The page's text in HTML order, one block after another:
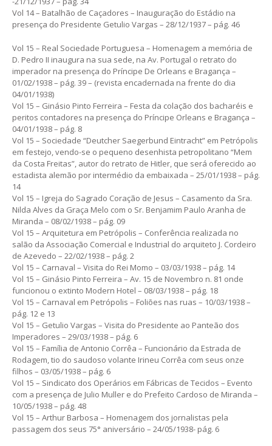
Vol 14 – Batalhão de Caçadores – Inauguração do Estádio na
presença do Presidente Getulio Vargas – 28/12/1937 – pág. 46
Vol 15 – Real Sociedade Portuguesa – Homenagem a memória de
D. Pedro II inaugura na sua sede, na Av. Portugal o retrato do
imperador na presença do Príncipe De Orleans e Bragança –
01/02/1938 – pág. 39 – (revista encadernada na frente do dia
04/01/1938)
Vol 15 – Ginásio Pinto Ferreira – Festa da colação dos bacharéis e
peritos contadores na presença do Príncipe Orleans e Bragança –
04/01/1938 – pág. 8
Vol 15 – Sociedade “Deutcher Saegerbund Eintracht” em Petrópolis
em festejo, vendo-se o pequeno desenhista petropolitano “Mem
da Costa Freitas”, autor do retrato de Hitler, que será oferecido ao
estadista alemão por intermédio da embaixada – 25/01/1938 – pág.
14
Vol 15 – Igreja do Sagrado Coração de Jesus – Casamento da Sra.
Nilda Alves da Graça Melo com o Sr. Benjamim Paulo Aranha de
Miranda – 08/02/1938 – pág. 09
Vol 15 – Arquitetura em Petrópolis – Conferência realizada no
salão da Associação Comercial e Industrial do arquiteto J. Cordeiro
de Azevedo – 22/02/1938 – pág. 2
Vol 15 – Carnaval – Visita do Rei Momo – 03/03/1938 – pág. 14
Vol 15 – Ginásio Pinto Ferreira – Av. 15 de Novembro n. 81 onde
funcionou o extinto Modern Hotel – 08/03/1938 – pág. 18
Vol 15 – Carnaval em Petrópolis – Foliões nas ruas – 10/03/1938 –
pág. 12 e 13
Vol 15 – Getulio Vargas – Visita do Presidente ao Panteão dos
Imperadores – 29/03/1938 – pág. 6
Vol 15 – Família de Antonio Corrêa – Funcionário da Estrada de
Rodagem, tio do saudoso volante Irineu Corrêa com seus onze
filhos – 03/05/1938 – pág. 6
Vol 15 – Sindicato dos Operários em Fábricas de Tecidos – Evento
com a presença de Julio Muller e do Prefeito Cardoso de Miranda –
10/05/1938 – pág. 48
Vol 15 – Arthur Barbosa – Homenagem dos jornalistas pela
passagem dos seus 75° aniversário – 24/05/1938- pág. 6